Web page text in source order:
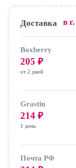
Доставка в г.
Boxberry
205 ₽
от 2 дней
Grastin
214 ₽
1 день
Почта РФ